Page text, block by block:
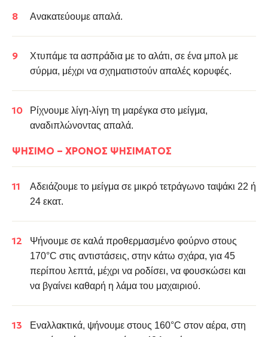
Ανακατεύουμε απαλά.
Χτυπάμε τα ασπράδια με το αλάτι, σε ένα μπολ με
σύρμα, μέχρι να σχηματιστούν απαλές κορυφές.
Ρίχνουμε λίγη-λίγη τη μαρέγκα στο μείγμα,
αναδιπλώνοντας απαλά.
ΨΉΣΙΜΟ – ΧΡΌΝΟΣ ΨΗΣΊΜΑΤΟΣ
Αδειάζουμε το μείγμα σε μικρό τετράγωνο ταψάκι 22 ή
24 εκατ.
Ψήνουμε σε καλά προθερμασμένο φούρνο στους
170°C στις αντιστάσεις, στην κάτω σχάρα, για 45
περίπου λεπτά, μέχρι να ροδίσει, να φουσκώσει και
να βγαίνει καθαρή η λάμα του μαχαιριού.
Εναλλακτικά, ψήνουμε στους 160°C στον αέρα, στη